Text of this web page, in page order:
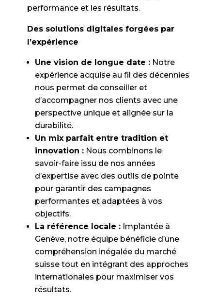
performance et les résultats.
Des solutions digitales forgées par
l’expérience
Une vision de longue date : Notre
expérience acquise au fil des décennies
nous permet de conseiller et
d’accompagner nos clients avec une
perspective unique et alignée sur la
durabilité.
Un mix parfait entre tradition et
innovation : Nous combinons le
savoir-faire issu de nos années
d’expertise avec des outils de pointe
pour garantir des campagnes
performantes et adaptées à vos
objectifs.
La référence locale : Implantée à
Genève, notre équipe bénéficie d’une
compréhension inégalée du marché
suisse tout en intégrant des approches
internationales pour maximiser vos
résultats.